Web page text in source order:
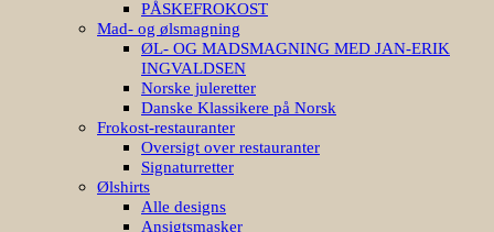
ØL- OG MADSMAGNING MED JAN-ERIK
INGVALDSEN
Norske juleretter
Danske Klassikere på Norsk
Frokost-restauranter
Oversigt over restauranter
Signaturretter
Ølshirts
Alle designs
Ansigtsmasker
Ølstatements
Bryggershirts